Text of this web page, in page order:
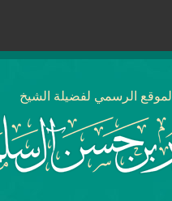
الموقع الرسمي لفضيلة الشيخ